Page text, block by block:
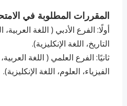
المقررات المطلوبة في
أولًا: الفرع الأدبي ( اللغة
التاريخ، اللغة الإنكليزية).
ثانيًا: الفرع العلمي ( اللغة
الفيزياء، العلوم، اللغة الإنكليزية).